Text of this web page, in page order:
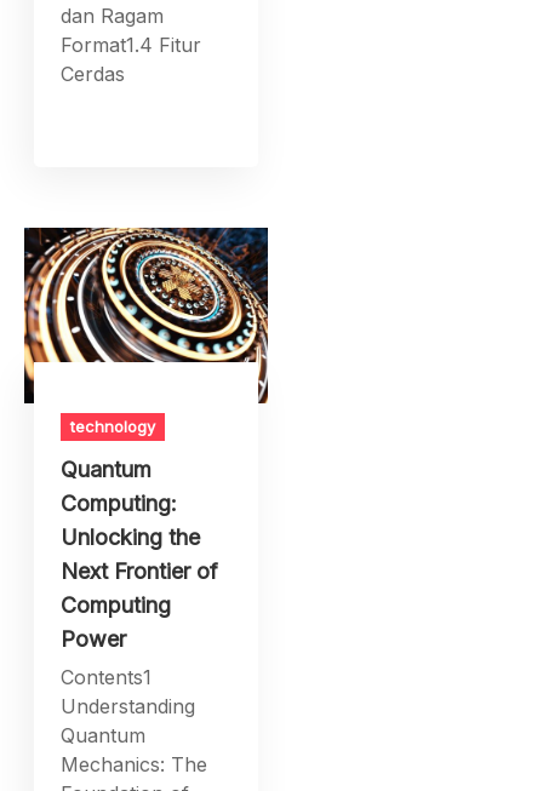
dan Ragam
Format1.4 Fitur
Cerdas
technology
Quantum
Computing:
Unlocking the
Next Frontier of
Computing
Power
Contents1
Understanding
Quantum
Mechanics: The